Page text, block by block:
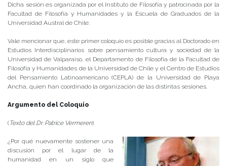
Dicha sesión es organizada por el Instituto de Filosofía y patrocinada por la
Facultad de Filosofía y Humanidades y la Escuela de Graduados de la
Universidad Austral de Chile.
Vale mencionar que, este primer coloquio es posible gracias al Doctorado en
Estudios Interdisciplinarios sobre pensamiento cultura y sociedad de la
Universidad de Valparaíso, el Departamento de Filosofía de la Facultad de
Filosofía y Humanidades de la Universidad de Chile y el Centro de Estudios
del Pensamiento Latinoamericano (CEPLA) de la Universidad de Playa
Ancha, quien han coordinado la organización de las distintas sesiones.
Argumento del Coloquio
( Texto del Dr. Patrice Vermeren)
¿Por qué nuevamente sostener una
discusión por el lugar de la
humanidad en un siglo que